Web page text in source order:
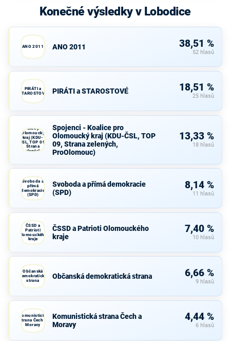
Konečné výsledky v Lobodice
ANO 2011 ANO 2011 38,51 %
52 hlasů
PIRÁTI a
STAROSTOVÉ
PIRÁTI a STAROSTOVÉ 18,51 %
25 hlasů
Koalice pro
Olomoucký
kraj (KDU-
ČSL, TOP 09,
Strana
zelených,
Spojenci - Koalice pro
Olomoucký kraj (KDU-ČSL, TOP
09, Strana zelených,
ProOlomouc)
13,33 %
18 hlasů
Svoboda a
přímá
demokracie
(SPD)
Svoboda a přímá demokracie
(SPD)
8,14 %
11 hlasů
ČSSD a
Patrioti
Olomouckého
kraje
ČSSD a Patrioti Olomouckého
kraje
7,40 %
10 hlasů
Občanská
demokratická
strana
Občanská demokratická strana 6,66 %
9 hlasů
Komunistická
strana Čech a
Moravy
Komunistická strana Čech a
Moravy
4,44 %
6 hlasů